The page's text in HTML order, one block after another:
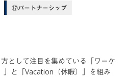
⑰パートナーシップ
として注目を集めている「ワーケ
」と「Vacation（休暇）」を組み